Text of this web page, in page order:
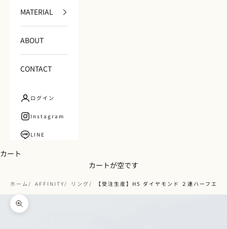
MATERIAL
ABOUT
CONTACT
ログイン
Instagram
LINE
カート
カートが空です
ホーム AFFINITY リング 【受注生産】H5 ダイヤモンド ２連ハーフ
ズームイン